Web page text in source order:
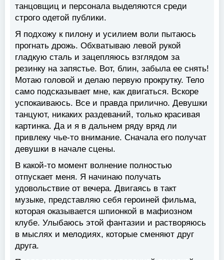
танцовщиц и персонала выделяются среди
строго одетой публики.
Я подхожу к пилону и усилием воли пытаюсь
прогнать дрожь. Обхватываю левой рукой
гладкую сталь и зацепляюсь взглядом за
резинку на запястье. Вот, блин, забыла ее снять!
Мотаю головой и делаю первую прокрутку. Тело
само подсказывает мне, как двигаться. Вскоре
успокаиваюсь. Все и правда прилично. Девушки
танцуют, никаких раздеваний, только красивая
картинка. Да и я в дальнем ряду вряд ли
привлеку чье-то внимание. Сначала его получат
девушки в начале сцены.
В какой-то момент волнение полностью
отпускает меня. Я начинаю получать
удовольствие от вечера. Двигаясь в такт
музыке, представляю себя героиней фильма,
которая оказывается шпионкой в мафиозном
клубе. Улыбаюсь этой фантазии и растворяюсь
в мыслях и мелодиях, которые сменяют друг
друга.